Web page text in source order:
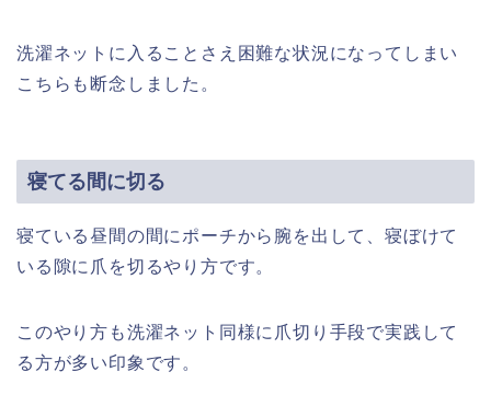
洗濯ネットに入ることさえ困難な状況になってしまい
こちらも断念しました。
寝てる間に切る
寝ている昼間の間にポーチから腕を出して、寝ぼけて
いる隙に爪を切るやり方です。
このやり方も洗濯ネット同様に爪切り手段で実践して
る方が多い印象です。